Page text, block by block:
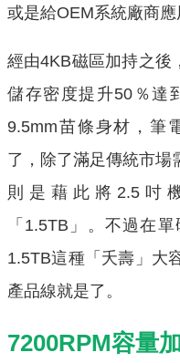
或是給OEM系統廠商應
經由4KB磁區加持之後
儲存密度提升50％達
9.5mm苗條身材，筆
了，除了滿足傳統市場
則是藉此將2.5吋
「1.5TB」。不過在
1.5TB這種「夭壽」大
產品線就是了。
7200RPM容量